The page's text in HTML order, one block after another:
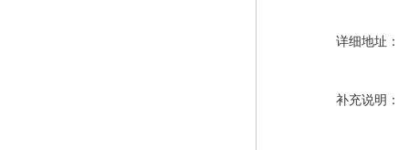
详细地址：
补充说明：